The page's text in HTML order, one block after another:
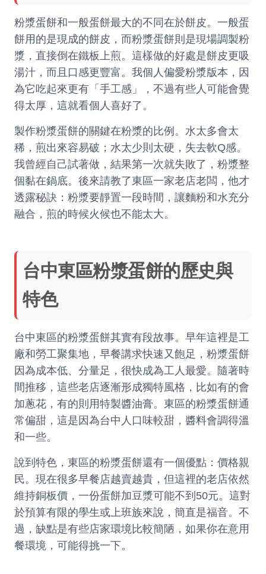
粉漿蛋餅和一般蛋餅最大的不同在於餅皮。一般蛋
餅用的是現成的餅皮，而粉漿蛋餅則是現場調製粉
漿，直接倒在鐵板上煎。這樣做的好處是餅皮更吸
湯汁，而且口感更豐富。我個人偏愛粉漿版本，因
為它吃起來更有「手工感」，不過有些人可能會覺
得太厚，這就看個人喜好了。
製作粉漿蛋餅的關鍵在粉漿的比例。水太多會太
稀，煎出來容易破；水太少則太硬，失去軟Q感。
我曾經自己試著做，結果第一次就失敗了，粉漿整
個黏在鍋底。後來請教了東區一家老店老闆，他才
透露秘訣：粉漿要靜置一段時間，讓麵粉和水充分
融合，煎的時候火候也不能太大。
台中東區粉漿蛋餅的歷史與
特色
台中東區的粉漿蛋餅其實有段故事。早年這裡是工
廠和勞工聚集地，早餐講求快速又飽足，粉漿蛋餅
因為成本低、分量足，很快成為工人最愛。隨著時
間推移，這些老店逐漸形成獨特風格，比如有的會
加蔥花，有的則用特製醬油膏。東區的粉漿蛋餅通
常偏甜，這是因為台中人口味較甜，醬料會調得溫
和一些。
說到特色，東區的粉漿蛋餅還有一個優點：價格親
民。現在很多早餐店越賣越貴，但這裡的老店依然
維持銅板價，一份蛋餅加豆漿可能不到50元。這對
於預算有限的學生或上班族來說，簡直是福音。不
過，缺點是有些店家環境比較簡陋，如果你在意用
餐環境，可能得挑一下。